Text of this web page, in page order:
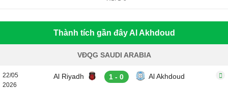
Thành tích gần đây Al Akhdoud
VĐQG SAUDI ARABIA
22/05
2026
Al Riyadh 1 - 0 Al Akhdoud